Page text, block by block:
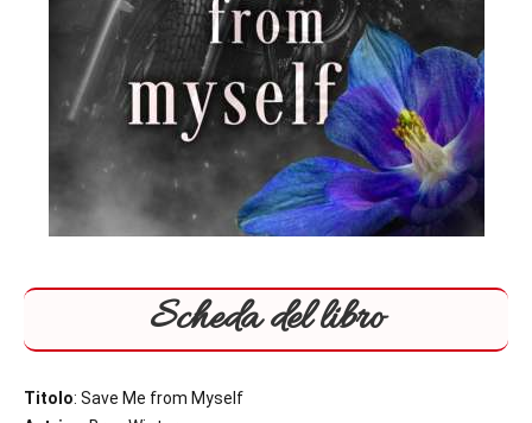
Scheda del libro
Titolo: Save Me from Myself